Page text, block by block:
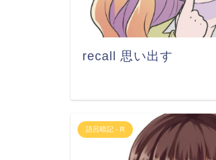
recall 思い出す
語呂暗記 - R